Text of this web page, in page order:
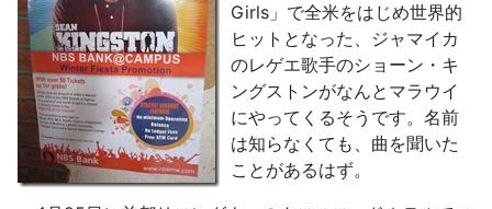
Girls」で全米をはじめ世界的
ヒットとなった、ジャマイカ
のレゲエ歌手のショーン・キ
ングストンがなんとマラウイ
にやってくるそうです。名前
は知らなくても、曲を聞いた
ことがあるはず。